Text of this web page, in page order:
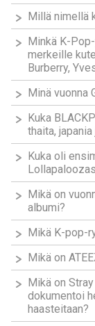
Millä nimellä
Minkä K-
merkeille
Burberry,
Minä vuonna
Kuka
thaita,
Kuka oli
Mikä on
albumi?
Mikä K-pop-
Mikä on
Mikä on
dokumentoi
haasteitaan?